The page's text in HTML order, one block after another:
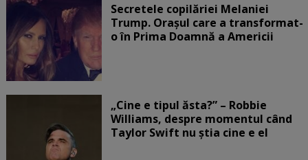
Secretele copilăriei Melaniei
Trump. Orașul care a transformat-
o în Prima Doamnă a Americii
„Cine e tipul ăsta?” – Robbie
Williams, despre momentul când
Taylor Swift nu știa cine e el